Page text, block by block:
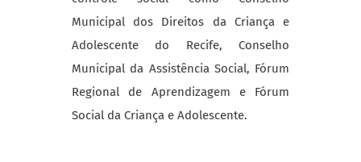
Municipal dos Direitos da Criança e
Adolescente do Recife, Conselho
Municipal da Assistência Social, Fórum
Regional de Aprendizagem e Fórum
Social da Criança e Adolescente.